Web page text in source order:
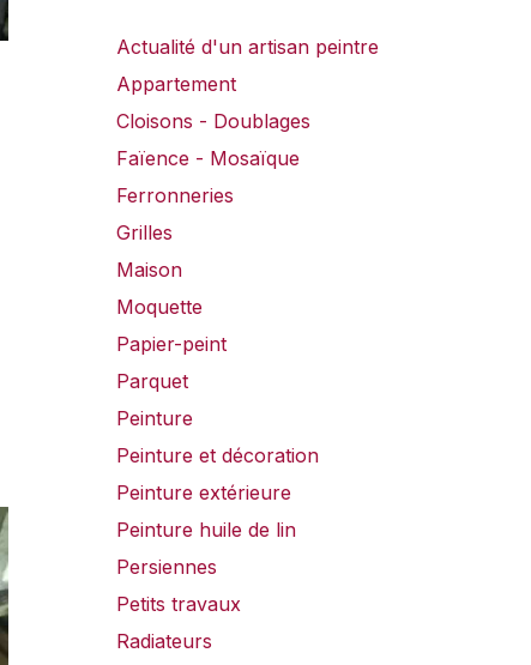
Actualité d'un artisan peintre
Appartement
Cloisons - Doublages
Faïence - Mosaïque
Ferronneries
Grilles
Maison
Moquette
Papier-peint
Parquet
Peinture
Peinture et décoration
Peinture extérieure
Peinture huile de lin
Persiennes
Petits travaux
Radiateurs